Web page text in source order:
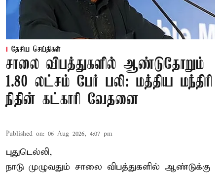
தேசிய செய்திகள்
சாலை விபத்துகளில் ஆண்டுதோறும்
1.80 லட்சம் பேர் பலி: மத்திய மந்திரி
நிதின் கட்காரி வேதனை
Published on: 06 Aug 2026, 4:07 pm
புதுடெல்லி,
நாடு முழுவதும் சாலை விபத்துகளில் ஆண்டுக்கு